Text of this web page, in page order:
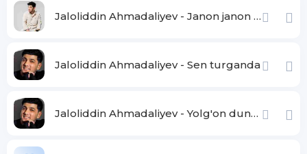
Jaloliddin Ahmadaliyev - Janon janon bizginani sog'indilarmu
Jaloliddin Ahmadaliyev - Sen turganda
Jaloliddin Ahmadaliyev - Yolg'on dunyo